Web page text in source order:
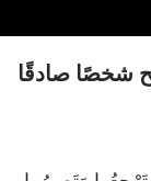
شخصًا صادقًا